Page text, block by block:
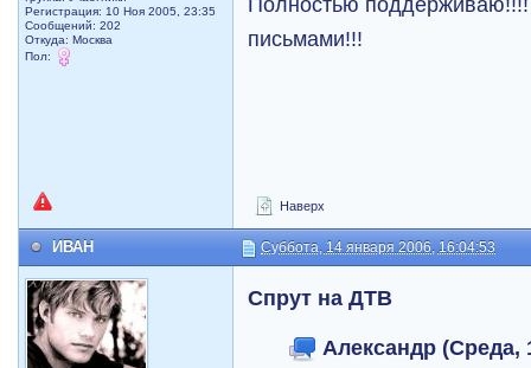
Регистрация: 10 Ноя 2005, 23:35
Сообщений: 202
Откуда: Москва
Пол:
письмами!!!
Наверх
ИВАН Суббота, 14 января 2006, 16:04:53
Спрут на ДТВ
Александр (Среда,